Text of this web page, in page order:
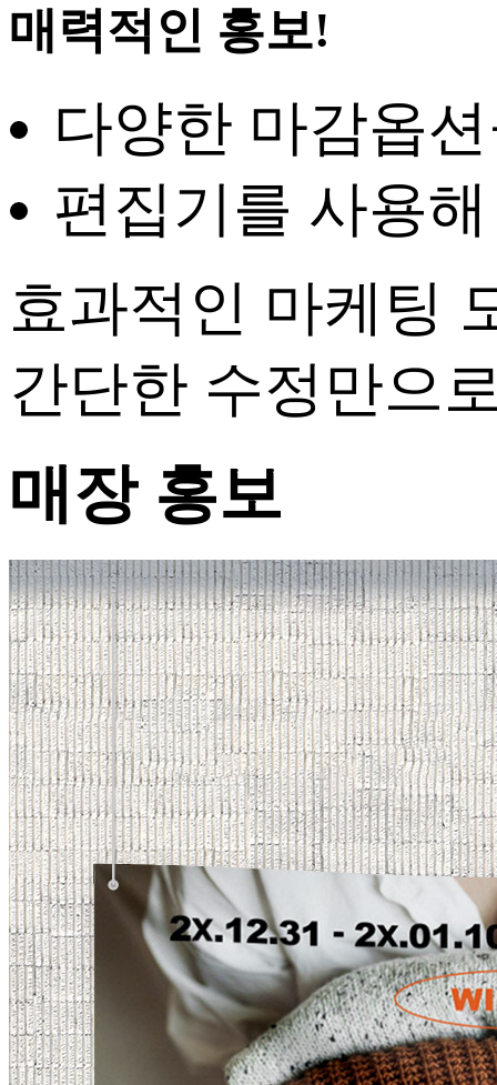
매력적인 홍보!
다양한 마감옵
편집기를 사용
효과적인 마케팅
간단한 수정만으
매장 홍보